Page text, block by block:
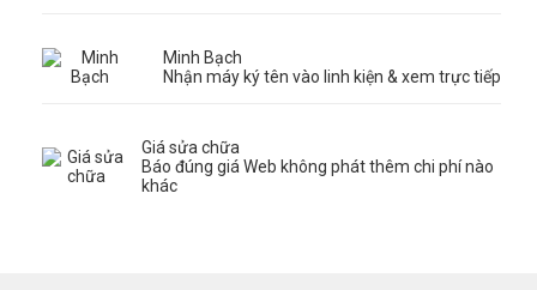
Minh Bạch
Nhận máy ký tên vào linh kiện & xem trực tiếp
Giá sửa chữa
Báo đúng giá Web không phát thêm chi phí nào
khác